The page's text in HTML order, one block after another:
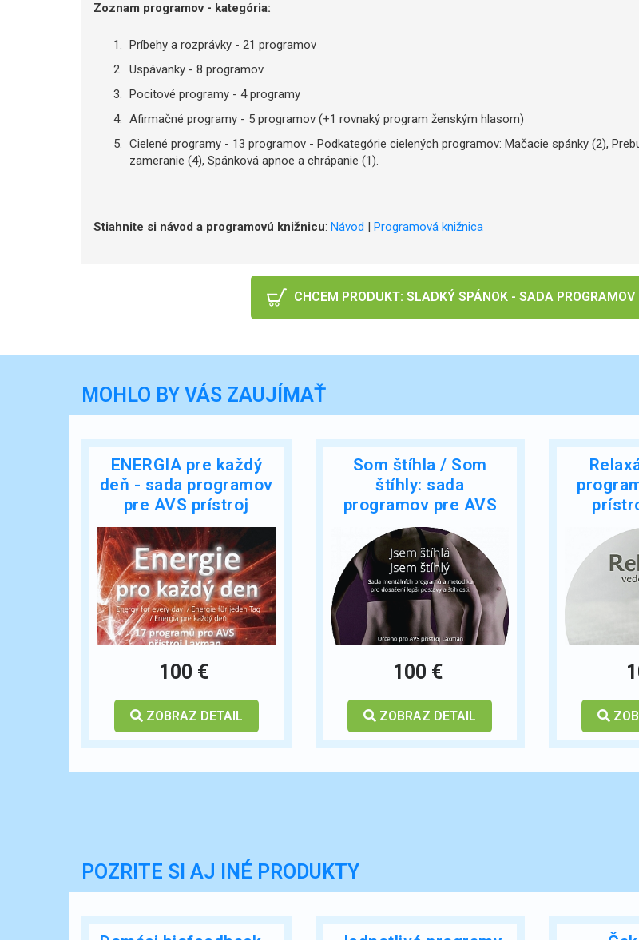
Zoznam programov - kategória:
Príbehy a rozprávky - 21 programov
Uspávanky - 8 programov
Pocitové programy - 4 programy
Afirmačné programy - 5 programov (+1 rovnaký program ženským hlasom)
Cielené programy - 13 programov - Podkategórie cielených programov: Mačacie spánky (2),
zameranie (4), Spánková apnoe a chrápanie (1).
Stiahnite si návod a programovú knižnicu: Návod | Programová knižnica
CHCEM PRODUKT: SLADKÝ SPÁNOK - SADA
MOHLO BY VÁS ZAUJÍMAŤ
ENERGIA pre každý
deň - sada programov
pre AVS prístroj
Laxman
100 €
ZOBRAZ DETAIL
Som štíhla / Som
štíhly: sada
programov pre AVS
prístroj Laxman
100 €
ZOBRAZ DETAIL
POZRITE SI AJ INÉ PRODUKTY